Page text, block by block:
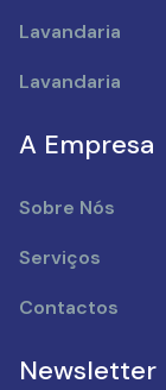
Lavandaria
Lavandaria
A Empresa
Sobre Nós
Serviços
Contactos
Newsletter